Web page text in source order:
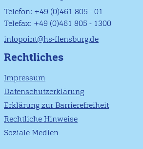
Telefon: +49 (0)461 805 - 01
Telefax: +49 (0)461 805 - 1300
infopoint@hs-flensburg.de
Rechtliches
Impressum
Datenschutzerklärung
Erklärung zur Barrierefreiheit
Rechtliche Hinweise
Soziale Medien